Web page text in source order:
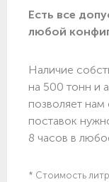
Есть все
любой
Наличие
на 500 тонн и
позволяет
поставок
8 часов в
* Стоимость